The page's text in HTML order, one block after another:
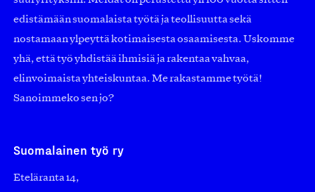
edistämään suomalaista työtä ja teollisuutta sekä
nostamaan ylpeyttä kotimaisesta osaamisesta. Uskomme
yhä, että työ yhdistää ihmisiä ja rakentaa vahvaa,
elinvoimaista yhteiskuntaa. Me rakastamme työtä!
Sanoimmeko sen jo?
Suomalainen työ ry
Eteläranta 14,